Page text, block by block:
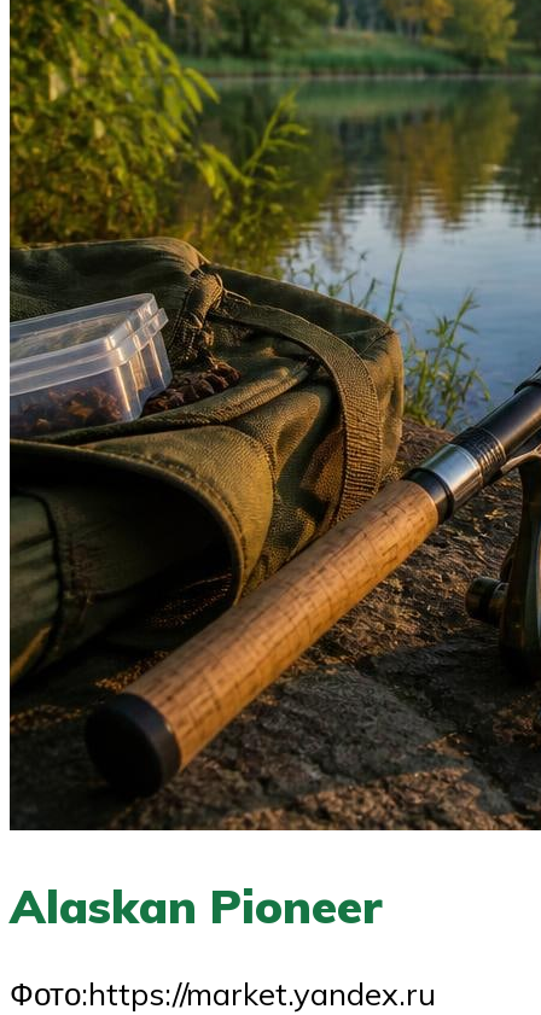
Alaskan Pioneer
​Фото:https://market.yandex.ru